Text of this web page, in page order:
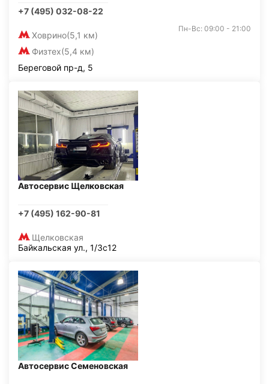
+7 (495) 032-08-22
Ховрино(5,1 км)
Физтех(5,4 км)
Пн-Вс: 09:00 - 21:00
Береговой пр-д, 5
Автосервис Щелковская
+7 (495) 162-90-81
Щелковская
Байкальская ул., 1/3с12
Автосервис Семеновская